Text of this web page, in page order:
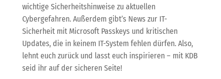
wichtige Sicherheitshinweise zu aktuellen
Cybergefahren. Außerdem gibt’s News zur IT-
Sicherheit mit Microsoft Passkeys und kritischen
Updates, die in keinem IT-System fehlen dürfen. Also,
lehnt euch zurück und lasst euch inspirieren – mit KDB
seid ihr auf der sicheren Seite!